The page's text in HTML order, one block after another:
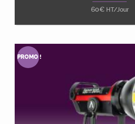
60€ HT/Jour
PROMO !